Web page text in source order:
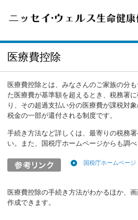
医療費控除
医療費控除とは、みなさんのご家族の分
た医療費が基準額を超えるとき、税務署
り、その超過支払い分の医療費が課税対象
税金の一部が還付される制度です。
手続き方法など詳しくは、最寄りの税務
い。また、国税庁ホームページからも調べ
国税庁ホームページ
医療費控除の手続き方法がわかるほか、
作成できます。